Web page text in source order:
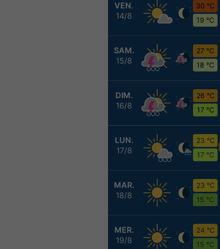
VEN.
14/8
30 °C
19 °C
SAM.
15/8
27 °C
18 °C
DIM.
16/8
26 °C
17 °C
LUN.
17/8
23 °C
17 °C
MAR.
18/8
23 °C
15 °C
MER.
19/8
24 °C
15 °C